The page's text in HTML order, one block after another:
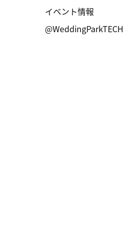
イベント情報
@WeddingParkTECH